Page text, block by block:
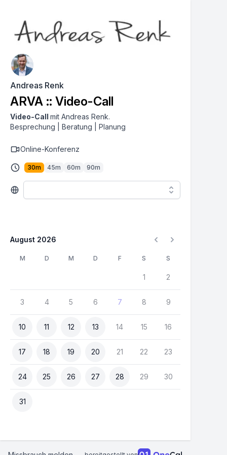
Andreas Renk
ARVA :: Video-Call
Video-Call mit Andreas Renk.
Besprechung | Beratung | Planung
Online-Konferenz
30m 45m 60m 90m
August 2026
M D M D F S S
1 2
3 4 5 6 7 8 9
10 11 12 13 14 15 16
17 18 19 20 21 22 23
24 25 26 27 28 29 30
31